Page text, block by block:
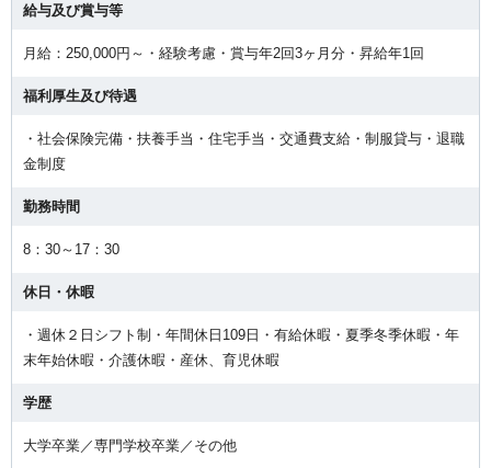
給与及び賞与等
月給：250,000円～・経験考慮・賞与年2回3ヶ月分・昇給年1回
福利厚生及び待遇
・社会保険完備・扶養手当・住宅手当・交通費支給・制服貸与・退職
金制度
勤務時間
8：30～17：30
休日・休暇
・週休２日シフト制・年間休日109日・有給休暇・夏季冬季休暇・年
末年始休暇・介護休暇・産休、育児休暇
学歴
大学卒業／専門学校卒業／その他